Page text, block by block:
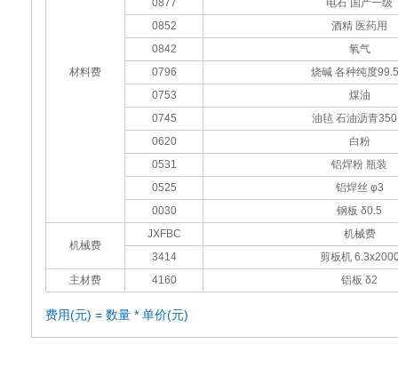
材料费
0877
电石 国产一级
0852
酒精 医药用
0842
氧气
0796
烧碱 各种纯度
0753
煤油
0745
油毡 石油沥青
0620
白粉
0531
铝焊粉 瓶装
0525
铝焊丝 φ3
0030
钢板 δ0.5
机械费
JXFBC
机械费
3414
剪板机
主材费
4160 铝板 δ2
费用(元) = 数量 * 单价(元)